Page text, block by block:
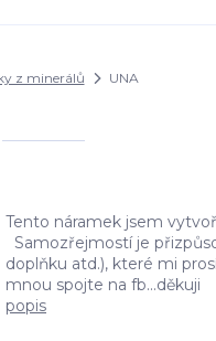
z minerálů UNA
Tento náramek jsem
Samozřejmostí je
doplňku atd.), které mi
mnou spojte na
popis